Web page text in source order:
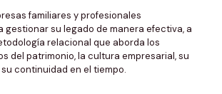
familiares y profesionales
gestionar su legado de manera efectiva, a
relacional que aborda los
del patrimonio, la cultura empresarial, su
continuidad en el tiempo.